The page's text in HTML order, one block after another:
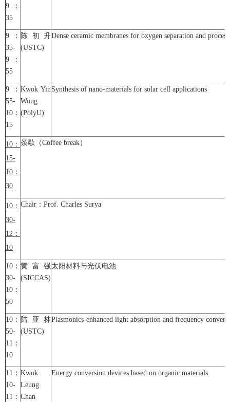
9：
35
9：
35-
9：
55
陈初升
(USTC)
Dense ceramic membranes for oxygen separation and
9：
55-
10：
15
Kwok Yin
Wong
(PolyU)
Synthesis of nano-materials for solar cell applications
10 ：
15-
10 ：
30
茶歇（Coffee break）
10 ：
30-
12 ：
10
Chair：Prof. Charles Surya
10：
30-
10：
50
黄富强
(SICCAS)
太阳材料与光伏电池
10：
50-
11：
10
陆亚林
(USTC)
Plasmonics-enhanced light absorption and frequency
11：
10-
11：
Kwok
Leung
Chan
Energy conversion devices based on organic materials